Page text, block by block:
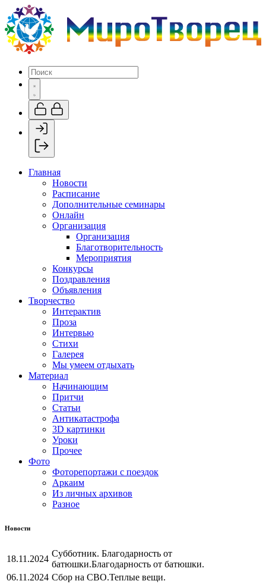
Главная
Новости
Расписание
Дополнительные семинары
Онлайн
Организация
Организация
Благотворительность
Мероприятия
Конкурсы
Поздравления
Объявления
Творчество
Интерактив
Проза
Интервью
Стихи
Галерея
Мы умеем отдыхать
Материал
Начинающим
Притчи
Статьи
Антикатастрофа
3D картинки
Уроки
Прочее
Фото
Фоторепортажи с поездок
Аркаим
Из личных архивов
Разное
Новости
18.11.2024
Субботник. Благодарность от
батюшки.Благодарность от батюшки.
06.11.2024 Сбор на СВО.Теплые вещи.